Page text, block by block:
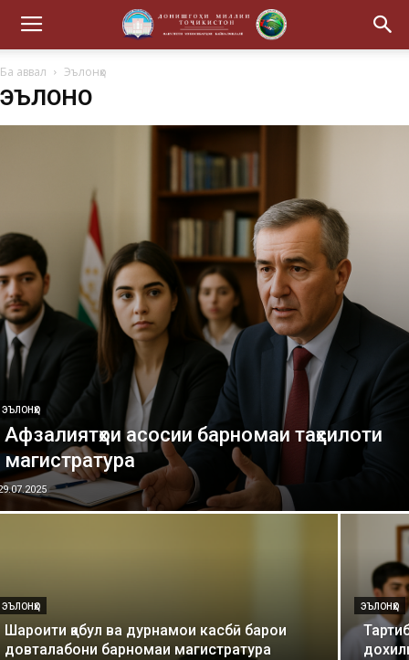
Ба аввал Эълонҳо
ЭЪЛОНҲО
ЭЪЛОНҲО
Афзалиятҳои асосии барномаи таҳсилоти
магистратура
ЭЪЛОНҲО
Шароити қабул ва дурнамои касбӣ барои
довталабони барномаи магистратура
ЭЪЛОНҲО